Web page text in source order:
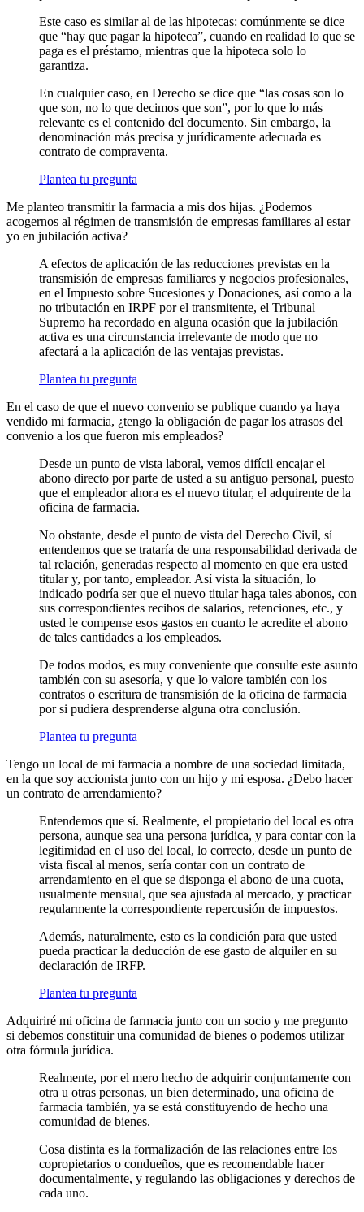
Este caso es similar al de las hipotecas: comúnmente se dice
que “hay que pagar la hipoteca”, cuando en realidad lo que se
paga es el préstamo, mientras que la hipoteca solo lo
garantiza.
En cualquier caso, en Derecho se dice que “las cosas son lo
que son, no lo que decimos que son”, por lo que lo más
relevante es el contenido del documento. Sin embargo, la
denominación más precisa y jurídicamente adecuada es
contrato de compraventa.
Plantea tu pregunta
Me planteo transmitir la farmacia a mis dos hijas. ¿Podemos
acogernos al régimen de transmisión de empresas familiares al estar
yo en jubilación activa?
A efectos de aplicación de las reducciones previstas en la
transmisión de empresas familiares y negocios profesionales,
en el Impuesto sobre Sucesiones y Donaciones, así como a la
no tributación en IRPF por el transmitente, el Tribunal
Supremo ha recordado en alguna ocasión que la jubilación
activa es una circunstancia irrelevante de modo que no
afectará a la aplicación de las ventajas previstas.
Plantea tu pregunta
En el caso de que el nuevo convenio se publique cuando ya haya
vendido mi farmacia, ¿tengo la obligación de pagar los atrasos del
convenio a los que fueron mis empleados?
Desde un punto de vista laboral, vemos difícil encajar el
abono directo por parte de usted a su antiguo personal, puesto
que el empleador ahora es el nuevo titular, el adquirente de la
oficina de farmacia.
No obstante, desde el punto de vista del Derecho Civil, sí
entendemos que se trataría de una responsabilidad derivada de
tal relación, generadas respecto al momento en que era usted
titular y, por tanto, empleador. Así vista la situación, lo
indicado podría ser que el nuevo titular haga tales abonos, con
sus correspondientes recibos de salarios, retenciones, etc., y
usted le compense esos gastos en cuanto le acredite el abono
de tales cantidades a los empleados.
De todos modos, es muy conveniente que consulte este asunto
también con su asesoría, y que lo valore también con los
contratos o escritura de transmisión de la oficina de farmacia
por si pudiera desprenderse alguna otra conclusión.
Plantea tu pregunta
Tengo un local de mi farmacia a nombre de una sociedad limitada,
en la que soy accionista junto con un hijo y mi esposa. ¿Debo hacer
un contrato de arrendamiento?
Entendemos que sí. Realmente, el propietario del local es otra
persona, aunque sea una persona jurídica, y para contar con la
legitimidad en el uso del local, lo correcto, desde un punto de
vista fiscal al menos, sería contar con un contrato de
arrendamiento en el que se disponga el abono de una cuota,
usualmente mensual, que sea ajustada al mercado, y practicar
regularmente la correspondiente repercusión de impuestos.
Además, naturalmente, esto es la condición para que usted
pueda practicar la deducción de ese gasto de alquiler en su
declaración de IRFP.
Plantea tu pregunta
Adquiriré mi oficina de farmacia junto con un socio y me pregunto
si debemos constituir una comunidad de bienes o podemos utilizar
otra fórmula jurídica.
Realmente, por el mero hecho de adquirir conjuntamente con
otra u otras personas, un bien determinado, una oficina de
farmacia también, ya se está constituyendo de hecho una
comunidad de bienes.
Cosa distinta es la formalización de las relaciones entre los
copropietarios o condueños, que es recomendable hacer
documentalmente, y regulando las obligaciones y derechos de
cada uno.